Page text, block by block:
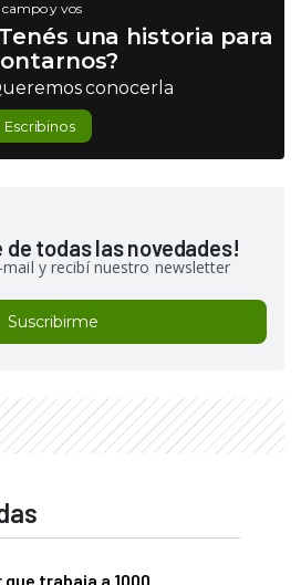
campo y vos
una historia para
conocerla
Escribinos
de todas las novedades!
y recibí nuestro newsletter
Suscribirme
trabaja a 1000